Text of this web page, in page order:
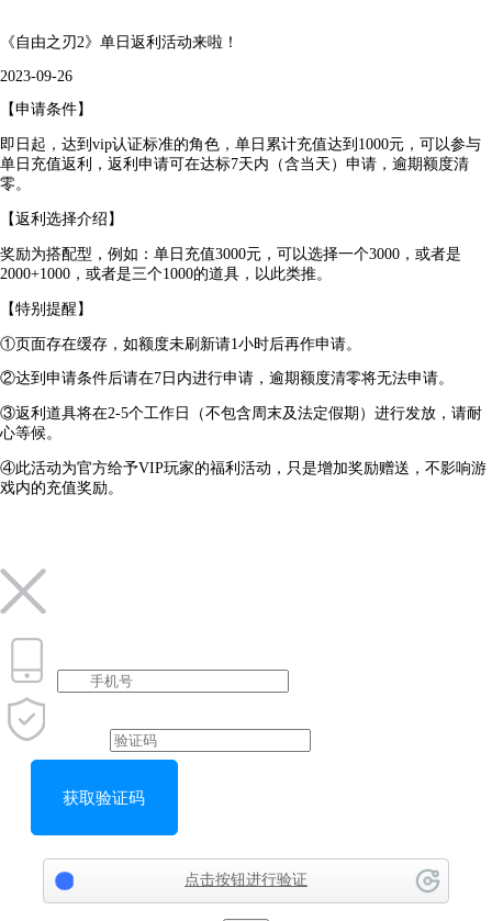
《自由之刃2》单日返利活动来啦！
2023-09-26
【申请条件】
即日起，达到vip认证标准的角色，单日累计充值达到1000元，可以参与
单日充值返利，返利申请可在达标7天内（含当天）申请，逾期额度清
零。
【返利选择介绍】
奖励为搭配型，例如：单日充值3000元，可以选择一个3000，或者是
2000+1000，或者是三个1000的道具，以此类推。
【特别提醒】
①页面存在缓存，如额度未刷新请1小时后再作申请。
②达到申请条件后请在7日内进行申请，逾期额度清零将无法申请。
③返利道具将在2-5个工作日（不包含周末及法定假期）进行发放，请耐
心等候。
④此活动为官方给予VIP玩家的福利活动，只是增加奖励赠送，不影响游
戏内的充值奖励。
获取验证码
点击按钮进行验证